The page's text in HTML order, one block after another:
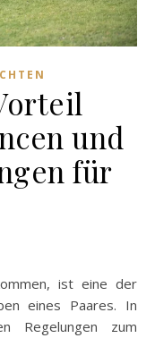
und
für
eines Paares. In
Regelungen zum